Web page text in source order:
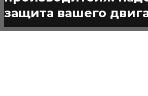
защита вашего